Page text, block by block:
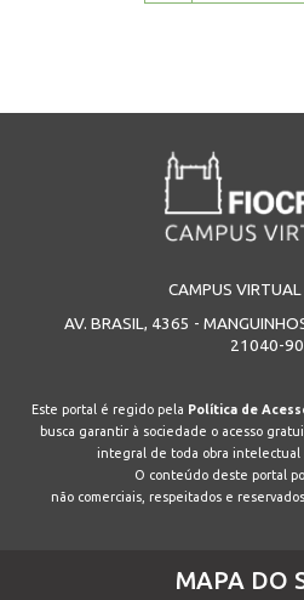
CAMPUS
AV. BRASIL, 4365 -
21040-
Este portal é regido pela Política de
busca garantir à sociedade o acesso
integral de toda obra intelectual
O conteúdo deste portal
não comerciais, respeitados e
MAPA DO